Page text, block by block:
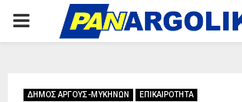
PRIMARY
ΔΗΜΟΣ ΑΡΓΟΥΣ-ΜΥΚΗΝΩΝ ΕΠΙΚΑΙΡΟΤΗΤΑ